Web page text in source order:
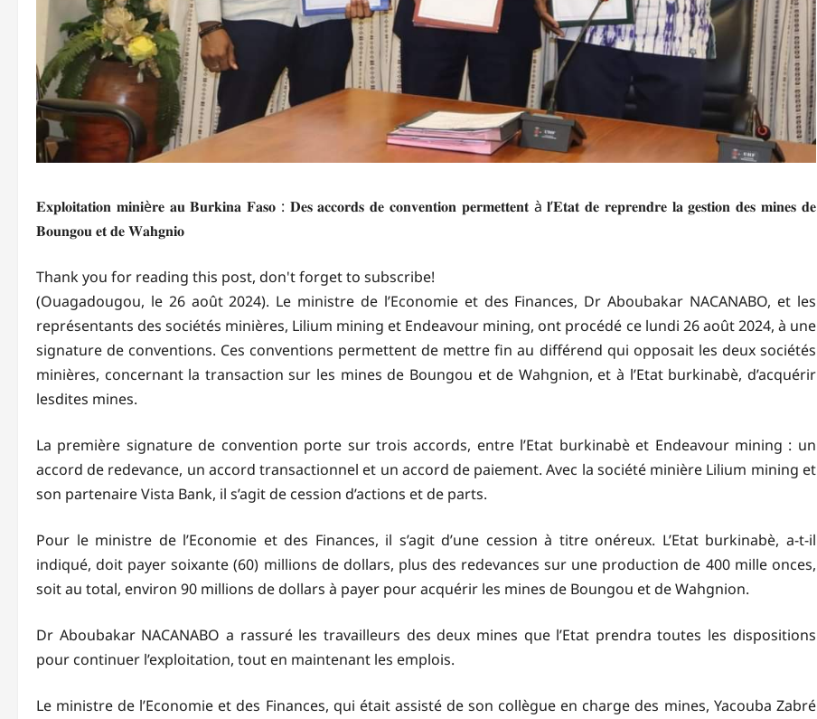
𝐄𝐱𝐩𝐥𝐨𝐢𝐭𝐚𝐭𝐢𝐨𝐧 𝐦𝐢𝐧𝐢è𝐫𝐞 𝐚𝐮 𝐁𝐮𝐫𝐤𝐢𝐧𝐚 𝐅𝐚𝐬𝐨 : 𝐃𝐞𝐬 𝐚𝐜𝐜𝐨𝐫𝐝𝐬 𝐝𝐞 𝐜𝐨𝐧𝐯𝐞𝐧𝐭𝐢𝐨𝐧 𝐩𝐞𝐫𝐦𝐞𝐭𝐭𝐞𝐧𝐭 à 𝐥’𝐄𝐭𝐚𝐭 𝐝𝐞 𝐫𝐞𝐩𝐫𝐞𝐧𝐝𝐫𝐞 𝐥𝐚 𝐠𝐞𝐬𝐭𝐢𝐨𝐧 𝐝𝐞𝐬 𝐦𝐢𝐧𝐞𝐬 𝐝𝐞
𝐁𝐨𝐮𝐧𝐠𝐨𝐮 𝐞𝐭 𝐝𝐞 𝐖𝐚𝐡𝐠𝐧𝐢𝐨
Thank you for reading this post, don't forget to subscribe!
(Ouagadougou, le 26 août 2024). Le ministre de l’Economie et des Finances, Dr Aboubakar NACANABO, et les
représentants des sociétés minières, Lilium mining et Endeavour mining, ont procédé ce lundi 26 août 2024, à une
signature de conventions. Ces conventions permettent de mettre fin au différend qui opposait les deux sociétés
minières, concernant la transaction sur les mines de Boungou et de Wahgnion, et à l’Etat burkinabè, d’acquérir
lesdites mines.
La première signature de convention porte sur trois accords, entre l’Etat burkinabè et Endeavour mining : un
accord de redevance, un accord transactionnel et un accord de paiement. Avec la société minière Lilium mining et
son partenaire Vista Bank, il s’agit de cession d’actions et de parts.
Pour le ministre de l’Economie et des Finances, il s’agit d’une cession à titre onéreux. L’Etat burkinabè, a-t-il
indiqué, doit payer soixante (60) millions de dollars, plus des redevances sur une production de 400 mille onces,
soit au total, environ 90 millions de dollars à payer pour acquérir les mines de Boungou et de Wahgnion.
Dr Aboubakar NACANABO a rassuré les travailleurs des deux mines que l’Etat prendra toutes les dispositions
pour continuer l’exploitation, tout en maintenant les emplois.
Le ministre de l’Economie et des Finances, qui était assisté de son collègue en charge des mines, Yacouba Zabré